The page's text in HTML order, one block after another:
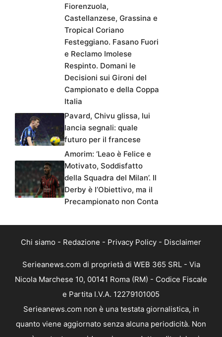
Fiorenzuola,
Castellanzese, Grassina e
Tropical Coriano
Festeggiano. Fasano Fuori
e Reclamo Imolese
Respinto. Domani le
Decisioni sui Gironi del
Campionato e della Coppa
Italia
Pavard, Chivu glissa, lui
lancia segnali: quale
futuro per il francese
Amorim: ‘Leao è Felice e
Motivato, Soddisfatto
della Squadra del Milan’. Il
Derby è l’Obiettivo, ma il
Precampionato non Conta
Chi siamo - Redazione - Privacy Policy - Disclaimer
Serieanews.com di proprietà di WEB 365 SRL - Via
Nicola Marchese 10, 00141 Roma (RM) - Codice Fiscale
e Partita I.V.A. 12279101005
Serieanews.com non è una testata giornalistica, in
quanto viene aggiornato senza alcuna periodicità. Non